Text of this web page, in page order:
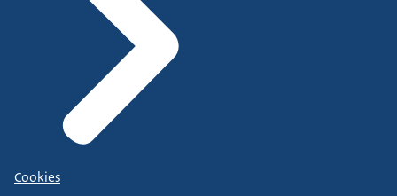
Cookies